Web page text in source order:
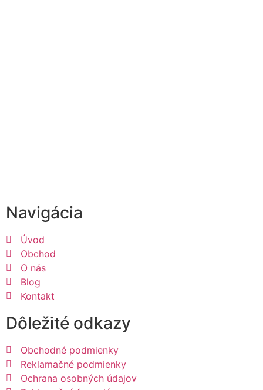
Navigácia
Úvod
Obchod
O nás
Blog
Kontakt
Dôležité odkazy
Obchodné podmienky
Reklamačné podmienky
Ochrana osobných údajov